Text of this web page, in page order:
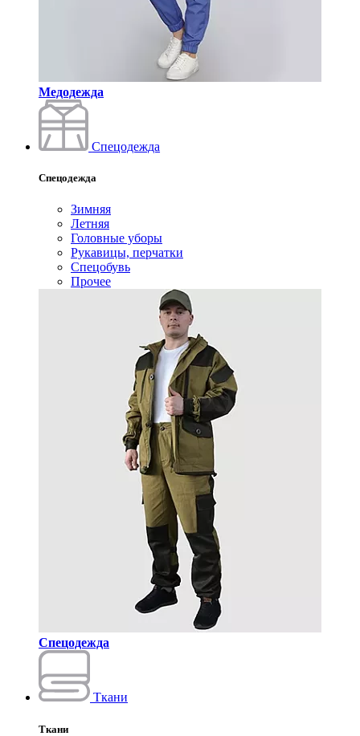
Медодежда
Спецодежда
Спецодежда
Зимняя
Летняя
Головные уборы
Рукавицы, перчатки
Спецобувь
Прочее
Спецодежда
Ткани
Ткани